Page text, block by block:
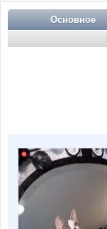
Основное